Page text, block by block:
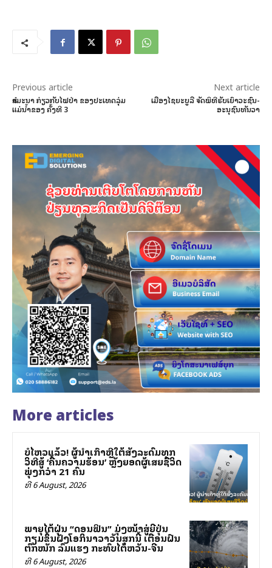
Previous article
ສຳມະນາ ກ່ຽວກັບໄຟປ່າ ຂອງປະເທດລຸ່ມ
ແມ່ນໍ້າຂອງ ຄັ້ງທີ 3
Next article
ເມືອງໄຊຍະບູລີ ຈັດພິທີຮັບເຍົາວະຊົນ-
ອະນຸຊົນທັນວາ
More articles
ບໍ່ໄຫວແລ້ວ! ຜູ້ນຳເກົາຫຼີໃຕ້ສັ່ງລະດົມທຸກ
ວິທີສູ້ ‘ຄື້ນຄວາມຮ້ອນ’ ຫຼັງຍອດຜູ້ເສຍຊີວິດ
ພຸ່ງກວ່າ 21 ຄົນ
ທີ 6 August, 2026
ພາຍຸໄຕ້ຝຸ່ນ “ດອນຟິນ” ມຸ່ງໜ້າສູ່ຍີ່ປຸ່ນ
ກຽມຂຶ້ນຝັ່ງໂອກິນາວາວັນສຸກນີ້ ເຕືອນຝົນ
ຕົກໜັກ ລົມແຮງ ກະທົບໄຕ້ຫວັນ-ຈີນ
ທີ 6 August, 2026